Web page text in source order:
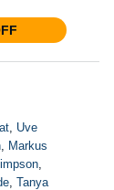
, Uve
, Markus
,
, Tanya